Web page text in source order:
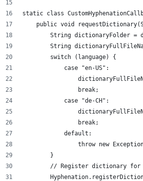
static class
public void
String dictionaryFolder =
String
        switch (language) {
            case "en-US":
                break;
            case "de-CH":
                break;
            default:
throw new
        }
// Register dictionary for